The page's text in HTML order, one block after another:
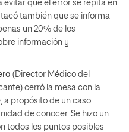
que el error se repita en
también que se informa
un 20% de los
información y
(Director Médico del
cerró la mesa con la
, a propósito de un caso
de conocer. Se hizo un
todos los puntos posibles